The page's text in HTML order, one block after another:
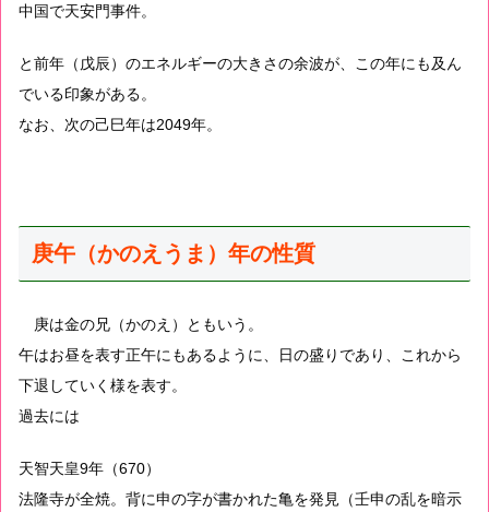
中国で天安門事件。
と前年（戊辰）のエネルギーの大きさの余波が、この年にも及ん
でいる印象がある。
なお、次の己巳年は2049年。
庚午（かのえうま）年の性質
庚は金の兄（かのえ）ともいう。
午はお昼を表す正午にもあるように、日の盛りであり、これから
下退していく様を表す。
過去には
天智天皇9年（670）
法隆寺が全焼。背に申の字が書かれた亀を発見（壬申の乱を暗示